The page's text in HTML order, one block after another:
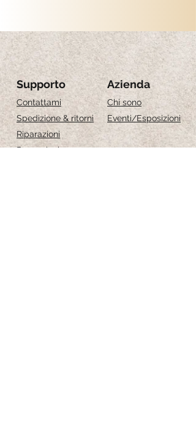
di 0.9 cm
Montatura: gancio in argento
925/placcato oro.
Significato simbolico: l’ametista è simbolo
di calma, equilibrio e spiritualità
Supporto
Contattami
Spedizione & ritorni
Riparazioni
Recensioni
Azienda
Chi sono
Eventi/Esposizioni